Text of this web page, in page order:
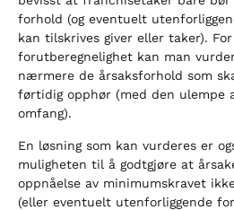
forhold (og eventuelt
kan tilskrives giver eller taker).
forutberegnelighet kan man
nærmere de årsaksforhold som
førtidig opphør (med den ulempe
omfang).
En løsning som kan vurderes er
muligheten til å godtgjøre at
oppnåelse av minimumskravet
(eller eventuelt utenforliggende